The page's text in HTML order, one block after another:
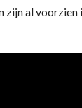
zijn al voorzien